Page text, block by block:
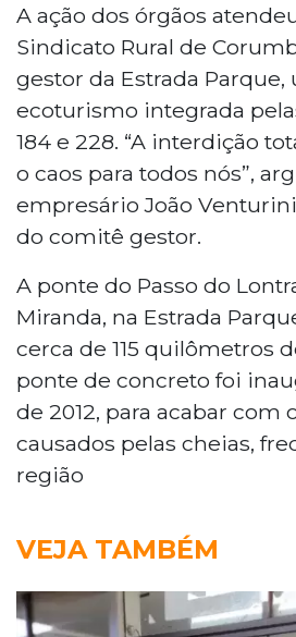
A ação dos órgãos
Sindicato Rural de
gestor da Estrada Parque,
ecoturismo integrada
184 e 228. “A interdição
o caos para todos nós”,
empresário João
do comitê gestor.
A ponte do Passo do
Miranda, na Estrada
cerca de 115 quilômetros
ponte de concreto foi
de 2012, para acabar com
causados pelas cheias,
região
VEJA TAMBÉM